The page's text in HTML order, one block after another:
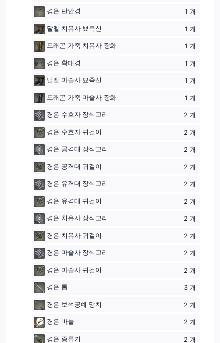
경은 단안경 1 개
달멜 치유사 뾰족신 1 개
드래곤 가죽 치유사 장화 1 개
경은 확대경 1 개
달멜 마술사 뾰족신 1 개
드래곤 가죽 마술사 장화 1 개
경은 수호자 장식고리 2 개
경은 수호자 귀걸이 2 개
경은 공격대 장식고리 2 개
경은 공격대 귀걸이 2 개
경은 유격대 장식고리 2 개
경은 유격대 귀걸이 2 개
경은 치유사 장식고리 2 개
경은 치유사 귀걸이 2 개
경은 마술사 장식고리 2 개
경은 마술사 귀걸이 2 개
경은 톱 3개
경은 보석공예 망치 2 개
경은 바늘 2 개
경은 증류기 2 개